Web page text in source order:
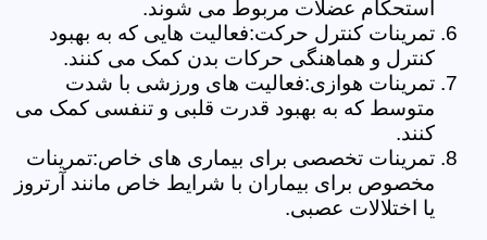
استحکام عضلات مربوط می شوند.
تمرینات کنترل حرکت:فعالیت هایی که به بهبود
کنترل و هماهنگی حرکات بدن کمک می کنند.
تمرینات هوازی:فعالیت های ورزشی با شدت
متوسط که به بهبود قدرت قلبی و تنفسی کمک می
کنند.
تمرینات تخصصی برای بیماری های خاص:تمرینات
مخصوص برای بیماران با شرایط خاص مانند آرتروز
یا اختلالات عصبی.